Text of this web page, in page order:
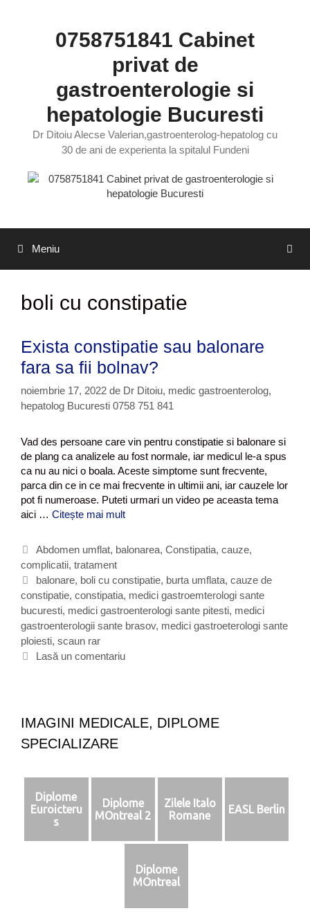
0758751841 Cabinet
privat de
gastroenterologie si
hepatologie Bucuresti
Dr Ditoiu Alecse Valerian,gastroenterolog-hepatolog cu
30 de ani de experienta la spitalul Fundeni
Meniu
boli cu constipatie
Exista constipatie sau balonare
fara sa fii bolnav?
noiembrie 17, 2022 de Dr Ditoiu, medic gastroenterolog,
hepatolog Bucuresti 0758 751 841
Vad des persoane care vin pentru constipatie si balonare si
de plang ca analizele au fost normale, iar medicul le-a spus
ca nu au nici o boala. Aceste simptome sunt frecvente,
parca din ce in ce mai frecvente in ultimii ani, iar cauzele lor
pot fi numeroase. Puteti urmari un video pe aceasta tema
aici … Citește mai mult
a
c
o
n
t
a
b
a
e
C
a
t
e
g
o
r
i
Abdomen umflat, balonarea, Constipatia, cauze,
complicatii, tratament
E
t
i
c
h
e
balonare, boli cu constipatie, burta umflata, cauze de
constipatie, constipatia, medici gastroemterologi sante
bucuresti, medici gastroenterologi sante pitesti, medici
gastroenterologii sante brasov, medici gastroeterologi sante
ploiesti, scaun rar
Lasă un comentariu
IMAGINI MEDICALE, DIPLOME
SPECIALIZARE
Diplome
Euroicteru
s
Diplome
MOntreal 2
Zilele Italo
Romane
EASL Berlin
Diplome
MOntreal